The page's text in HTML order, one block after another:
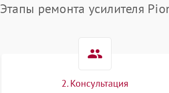
Этапы ремонта усилителя
2. Консультация